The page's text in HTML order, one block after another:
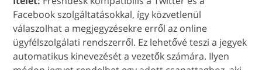
Facebook szolgáltatásokkal, így közvetlenül
válaszolhat a megjegyzésekre erről az online
ügyfélszolgálati rendszerről. Ez lehetővé teszi a jegyek
automatikus kinevezését a vezetők számára. Ilyen